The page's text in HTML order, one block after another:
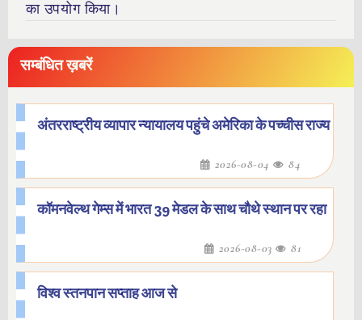
का उपयोग किया।
सम्बंधित ख़बरें
अंतरराष्ट्रीय व्यापार न्यायालय पहुंचे अमेरिका के पच्चीस राज्य
2026-08-04 84
कॉमनवेल्थ गेम्स में भारत 39 मेडल के साथ चौथे स्थान पर रहा
2026-08-03 81
विश्व स्तनपान सप्ताह आज से